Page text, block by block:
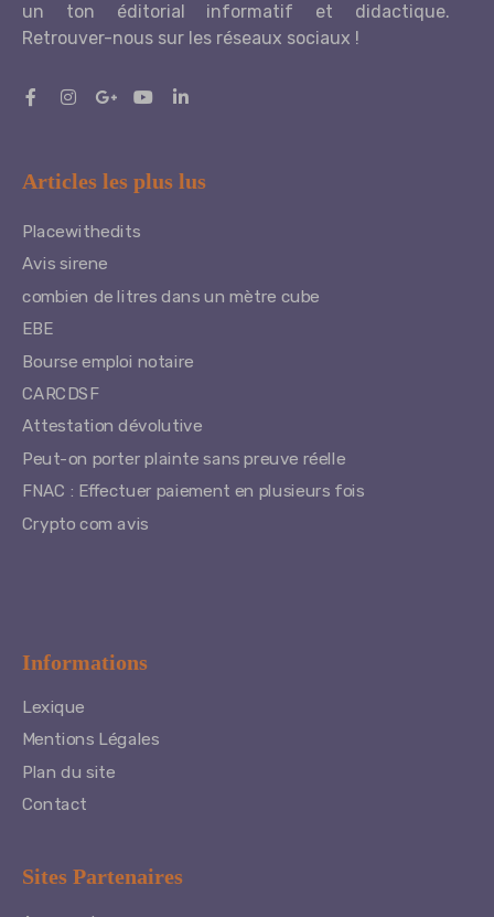
un ton éditorial informatif et didactique.
Retrouver-nous sur les réseaux sociaux !
Articles les plus lus
Placewithedits
Avis sirene
combien de litres dans un mètre cube
EBE
Bourse emploi notaire
CARCDSF
Attestation dévolutive
Peut-on porter plainte sans preuve réelle
FNAC : Effectuer paiement en plusieurs fois
Crypto com avis
Informations
Lexique
Mentions Légales
Plan du site
Contact
Sites Partenaires